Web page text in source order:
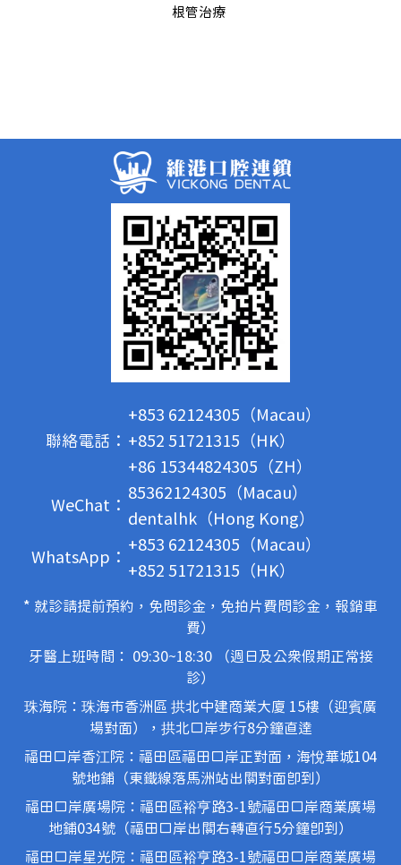
根管治療
聯絡電話：
+853 62124305（Macau）
+852 51721315（HK）
+86 15344824305（ZH）
WeChat：
85362124305（Macau）
dentalhk（Hong Kong）
WhatsApp：
+853 62124305（Macau）
+852 51721315（HK）
* 就診請提前預約，免問診金，免拍片費問診金，報銷車
費）
牙醫上班時間： 09:30~18:30 （週日及公眾假期正常接
診）
珠海院：珠海市香洲區 拱北中建商業大廈 15樓（迎賓廣
場對面），拱北口岸步行8分鐘直達
福田口岸香江院：福田區福田口岸正對面，海悅華城104
號地鋪（東鐵線落馬洲站出關對面即到）
福田口岸廣場院：福田區裕亨路3-1號福田口岸商業廣場
地鋪034號（福田口岸出關右轉直行5分鐘即到）
福田口岸星光院：福田區裕亨路3-1號福田口岸商業廣場